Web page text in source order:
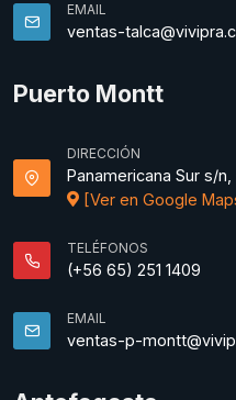
EMAIL
ventas-talca@vivipra.cl
Puerto Montt
DIRECCIÓN
Panamericana Sur s/
[Ver en Google
TELÉFONOS
(+56 65) 251 1409
EMAIL
ventas-p-